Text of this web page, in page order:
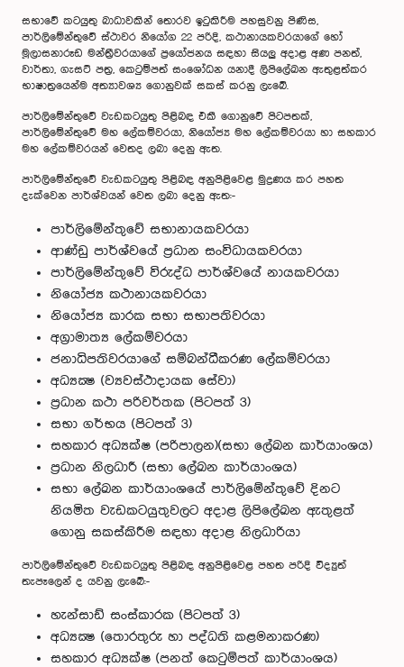
සභාවේ කටයුතු බාධාවකින් තොරව ඉටුකිරීම පහසුවනු පිණිස,
පාර්ලිමේන්තුවේ ස්ථාවර නියෝග 22 පරිදි, කථානායකවරයාගේ හෝ
මූලාසනාරූඩ මන්ත්‍රීවරයාගේ ප්‍රයෝජනය සඳහා සියලු අදාළ අණ පනත්,
වාර්තා, ගැසට් පත්‍ර, කෙටුම්පත් සංශෝධන යනාදී ලිපිලේඛන ඇතුළත්කර
භාෂාත්‍රයෙන්ම අත්‍යාවශ්‍ය ගොනුවක් සකස් කරනු ලැබේ.
පාර්ලිමේන්තුවේ වැඩකටයුතු පිළිබඳ එකී ගොනුවේ පිටපතක්,
පාර්ලිමේන්තුවේ මහ ලේකම්වරයා, නියෝජ්‍ය මහ ලේකම්වරයා හා සහකාර
මහ ලේකම්වරයන් වෙතද ලබා දෙනු ඇත.
පාර්ලිමේන්තුවේ වැඩකටයුතු පිළිබඳ අනුපිළිවෙළ මුද්‍රණය කර පහත
දැක්වෙන පාර්ශ්වයන් වෙත ලබා දෙනු ඇත:-
පාර්ලිමේන්තුවේ සභානායකවරයා
ආණ්ඩු පාර්ශ්වයේ ප්‍රධාන සංවිධායකවරයා
පාර්ලිමේන්තුවේ විරුද්ධ පාර්ශ්වයේ නායකවරයා
නියෝජ්‍ය කථානායකවරයා
නියෝජ්‍ය කාරක සභා සභාපතිවරයා
අග්‍රාමාත්‍ය ලේකම්වරයා
ජනාධිපතිවරයාගේ සම්බන්ධීකරණ ලේකම්වරයා
අධ්‍යක්‍ෂ (ව්‍යවස්ථාදායක සේවා)
ප්‍රධාන කථා පරිවර්තක (පිටපත් 3)
සභා ගර්භය (පිටපත් 3)
සහකාර අධ්‍යක්ෂ (පරිපාලන)(සභා ලේඛන කාර්යාංශය)
ප්‍රධාන නිලධාරී (සභා ලේඛන කාර්යාංශය)
සභා ලේඛන කාර්යාංශයේ පාර්ලිමේන්තුවේ දිනට
නියමිත වැඩකටයුතුවලට අදාළ ලිපිලේඛන ඇතුළත්
ගොනු සකස්කිරීම සඳහා අදාළ නිලධාරියා
පාර්ලිමේන්තුවේ වැඩකටයුතු පිළිබඳ අනුපිළිවෙළ පහත පරිදි විද්‍යුත්
තැපෑලෙන් ද යවනු ලැබේ:-
හැන්සාඩ් සංස්කාරක (පිටපත් 3)
අධ්‍යක්‍ෂ (තොරතුරු හා පද්ධති කළමනාකරණ)
සහකාර අධ්‍යක්ෂ (පනත් කෙටුම්පත් කාර්යාංශය)